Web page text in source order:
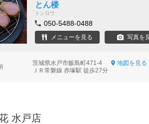
とん楼
トンロウ
050-5488-0488
メニューを見る 写真を
茨城県水戸市飯島町471-4
地図を見る
ＪＲ常磐線 赤塚駅 徒歩27分
水戸店